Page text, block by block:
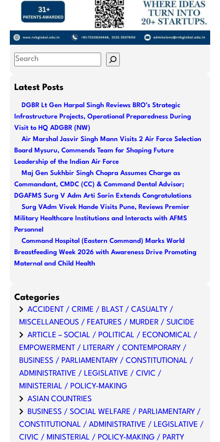
S
aLatest Posts
DGBR Lt Gen Harpal Singh Reviews BRO’s Strategic
Infrastructure Projects, Operational Preparedness During
Visit to HQ ADGBR (NW)
Air Marshal Jasvir Singh Mann Visits 2 Air Force Selection
Board Mysuru, Commends Team for Shaping Future
Leadership of the Indian Air Force
Maj Gen Sukhbir Singh Chopra Assumes Charge as
Commandant, CMDC (CC) & Command Dental Advisor;
DGAFMS Surg V Adm Arti Sarin Extends Congratulations
Surg VAdm Vivek Hande Visits Pune, Reviews Premier
Military Healthcare Institutions and Interacts with AFMS
Personnel
Command Hospital (Eastern Command) Marks World
Breastfeeding Week 2026 with Awareness Drive Promoting
Maternal and Child Health
Categories
ACCIDENT / CRIME / BLAST / CASUALTY /
MISCELLANEOUS / FEATURES / MURDER / SUICIDE
ARTICLE – SOCIAL / POLITICAL / ECONOMICAL /
EMPOWERMENT / LITERARY / CONTEMPORARY /
BUSINESS / PARLIAMENTARY / CONSTITUTIONAL /
ADMINISTRATIVE / LEGISLATIVE / CIVIC /
MINISTERIAL / POLICY-MAKING
ASIAN COUNTRIES
BUSINESS / SOCIAL WELFARE / PARLIAMENTARY /
CONSTITUTIONAL / ADMINISTRATIVE / LEGISLATIVE /
CIVIC / MINISTERIAL / POLICY-MAKING / PARTY